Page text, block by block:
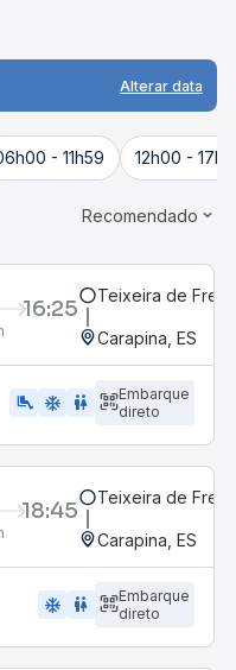
Alterar data
- 11h59 12h00 -
Recomendado
16:25 Teixeira de
Carapina, ES
airline_seat_legroom_extra ac_unit WC
Embarque
direto
18:45 Teixeira de
Carapina, ES
ac_unit wc
Embarque
direto